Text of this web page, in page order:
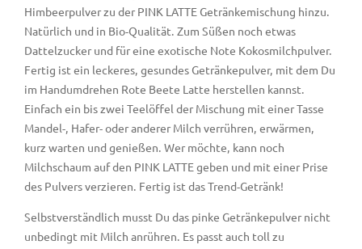
Himbeerpulver zu der PINK LATTE Getränkemischung hinzu.
Natürlich und in Bio-Qualität. Zum Süßen noch etwas
Dattelzucker und für eine exotische Note Kokosmilchpulver.
Fertig ist ein leckeres, gesundes Getränkepulver, mit dem Du
im Handumdrehen Rote Beete Latte herstellen kannst.
Einfach ein bis zwei Teelöffel der Mischung mit einer Tasse
Mandel-, Hafer- oder anderer Milch verrühren, erwärmen,
kurz warten und genießen. Wer möchte, kann noch
Milchschaum auf den PINK LATTE geben und mit einer Prise
des Pulvers verzieren. Fertig ist das Trend-Getränk!
Selbstverständlich musst Du das pinke Getränkepulver nicht
unbedingt mit Milch anrühren. Es passt auch toll zu